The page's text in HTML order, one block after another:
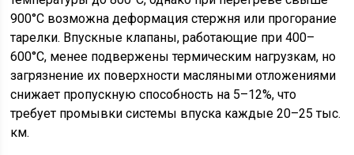
900°C возможна деформация стержня или прогорание
тарелки. Впускные клапаны, работающие при 400–
600°C, менее подвержены термическим нагрузкам, но
загрязнение их поверхности масляными отложениями
снижает пропускную способность на 5–12%, что
требует промывки системы впуска каждые 20–25 тыс.
км.